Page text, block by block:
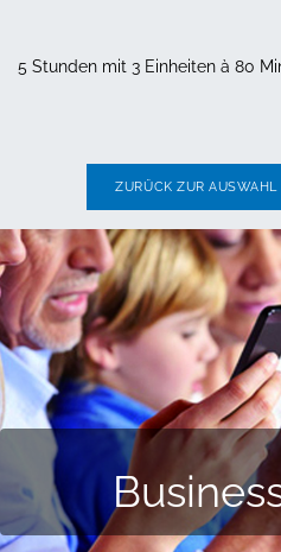
5 Stunden mit 3 Einheiten à 80
ZURÜCK ZUR AUSWAHL